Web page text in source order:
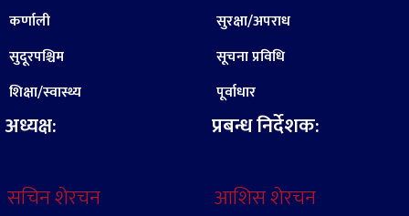
कर्णाली
सुदूरपश्चिम
शिक्षा/स्वास्थ्य
अध्यक्ष:
सचिन शेरचन
सुरक्षा/अपराध
सूचना प्रविधि
पूर्वाधार
प्रबन्ध निर्देशक:
आशिस शेरचन